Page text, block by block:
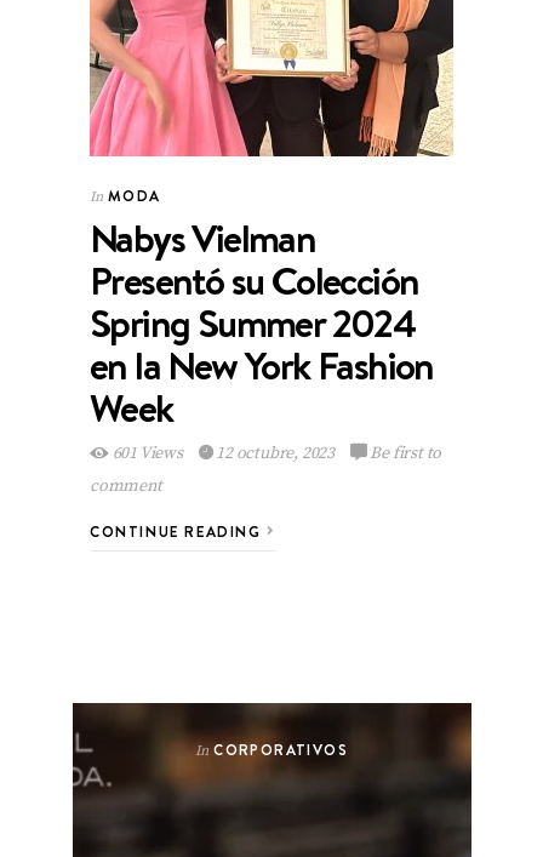
In MODA
Nabys Vielman
Presentó su Colección
Spring Summer 2024
en la New York Fashion
Week
601 Views 12 octubre, 2023
Be first to
comment
CONTINUE READING
In CORPORATIVOS